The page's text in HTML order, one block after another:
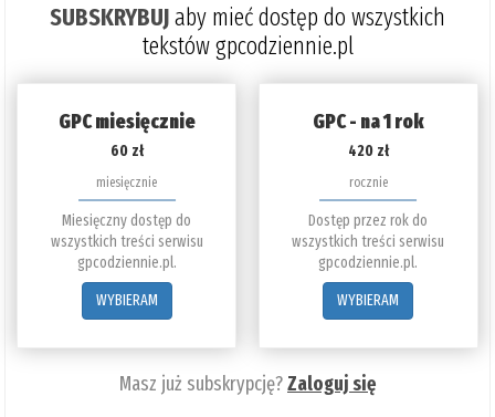
SUBSKRYBUJaby mieć dostęp do wszystkich
tekstów gpcodziennie.pl
GPC miesięcznie
60 zł
miesięcznie
Miesięczny dostęp do
wszystkich treści serwisu
gpcodziennie.pl.
WYBIERAM
GPC - na 1 rok
420 zł
rocznie
Dostęp przez rok do
wszystkich treści serwisu
gpcodziennie.pl.
WYBIERAM
Masz już subskrypcję?Zaloguj się